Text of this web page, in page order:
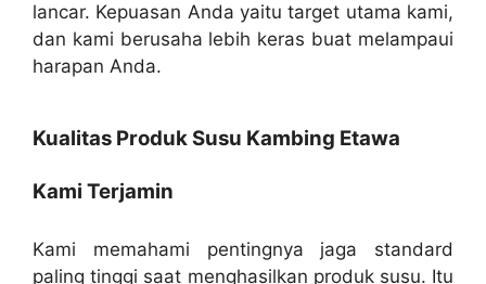
lancar. Kepuasan Anda yaitu target utama kami,
dan kami berusaha lebih keras buat melampaui
harapan Anda.
Kualitas Produk Susu Kambing Etawa
Kami Terjamin
Kami memahami pentingnya jaga standard
paling tinggi saat menghasilkan produk susu. Itu